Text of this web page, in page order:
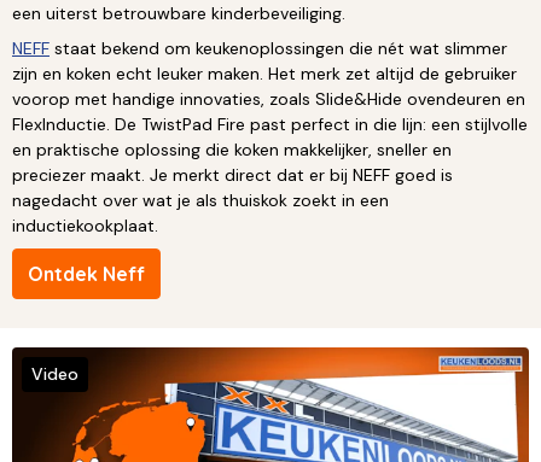
een uiterst betrouwbare kinderbeveiliging.
NEFF staat bekend om keukenoplossingen die nét wat slimmer
zijn en koken echt leuker maken. Het merk zet altijd de gebruiker
voorop met handige innovaties, zoals Slide&Hide ovendeuren en
FlexInductie. De TwistPad Fire past perfect in die lijn: een stijlvolle
en praktische oplossing die koken makkelijker, sneller en
preciezer maakt. Je merkt direct dat er bij NEFF goed is
nagedacht over wat je als thuiskok zoekt in een
inductiekookplaat.
Ontdek Neff
Video